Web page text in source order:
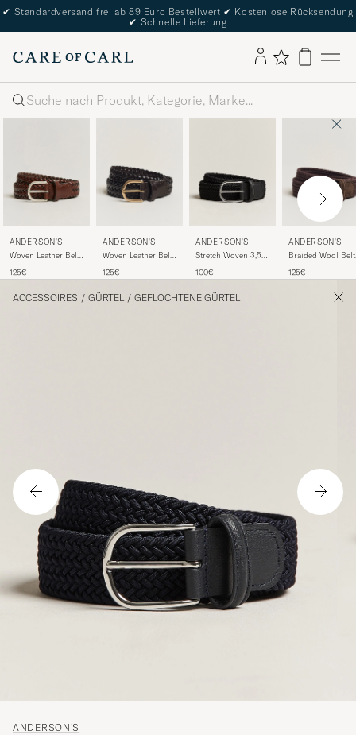
✔ Standardversand frei ab 89 Euro Bestellwert ✔ Kostenlose Rücksendung
✔ Schnelle Lieferung
Suche
ANDERSON'S
Woven Leather Belt
125€
ANDERSON'S
Woven Leather Belt
125€
ANDERSON'S
Stretch Woven 3,5
100€
ANDERSON'S
Braided Wool Belt
125€
ACCESSOIRES / GÜRTEL / GEFLOCHTENE GÜRTEL
ANDERSON'S